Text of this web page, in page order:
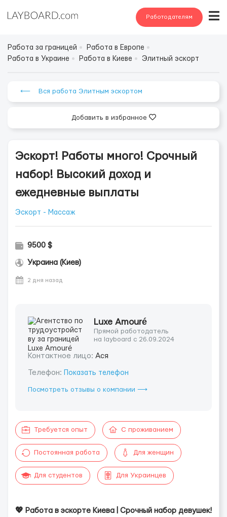
Работодателям
Работа за границей
Работа в Европе
Работа в Украине
Работа в Киеве Элитный эскорт
⟵ Вся работа Элитным эскортом
Добавить в избранное
Эскорт! Работы много! Срочный
набор! Высокий доход и
ежедневные выплаты
Эскорт - Массаж
9500 $
Украина (Киев)
2 дня назад
Luxe Amouré
Прямой работодатель
на layboard с 26.09.2024
Контактное лицо: Ася
Телефон: Показать телефон
Посмотреть отзывы о компании ⟶
Требуется опыт С проживанием
Постоянная работа Для женщин
Для студентов Для Украинцев
💖 Работа в эскорте Киева | Срочный набор девушек!